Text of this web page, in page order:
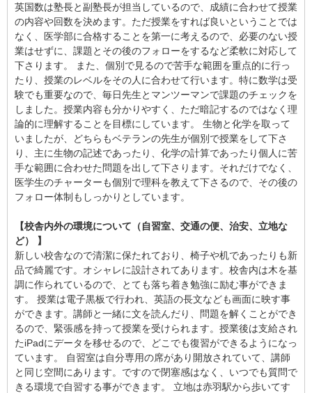
英国数は塾長と副塾長が担当しているので、成績に合わせて授業
の内容や回数を決めます。ただ授業をすれば良いということでは
なく、医学部に合格することを第一に考えるので、必要のない授
業はせずに、課題とその後のフォローをするなど柔軟に対応して
下さります。 また、個別で見るので苦手な範囲を重点的に行っ
たり、授業のレベルをその人に合わせて行います。特に数学は受
験でも重要なので、毎日先生とマンツーマンで課題のチェックを
しました。授業内容も分かりやすく、ただ暗記するのではなく理
論的に理解することを目標にしています。 生物と化学を取って
いましたが、どちらもベテランの先生が個別で授業をして下さ
り、主に生物の記述であったり、化学の計算であったり個人に苦
手な範囲に合わせた問題を出して下さります。それだけでなく、
医学生のチャーターも個別で理科を教えて下さるので、その後の
フォロー体制もしっかりとしています。
【校舎内外の環境について（自習室、交通の便、治安、立地な
ど） 】
新しい校舎なので清潔に保たれており、椅子や机であったりも新
品で綺麗です。オシャレに設計されてあります。校舎内は木を基
調に作られているので、とても落ち着き勉強に励む事ができま
す。 授業は電子黒板で行われ、英語の長文なども画面に映す事
ができます。講師と一緒に文を読んだり、問題を解くことができ
るので、緊張感を持って授業を受けられます。授業後は支給され
たiPadにデータを移せるので、どこでも復習ができるようになっ
ています。 自習室は自分専用の席があり開放されていて、講師
と同じ空間にあります。ですので閉塞感はなく、いつでも質問で
きる環境で自習する事ができます。 立地は赤羽駅から歩いてす